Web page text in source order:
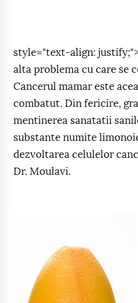
style="text-align:
alta problema cu care se
Cancerul mamar este
combatut. Din fericire,
mentinerea sanatatii
substante numite
dezvoltarea celulelor
Dr. Moulavi.